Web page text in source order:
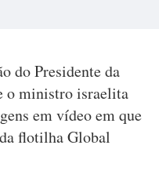
do Presidente da
o ministro israelita
em vídeo em que
flotilha Global